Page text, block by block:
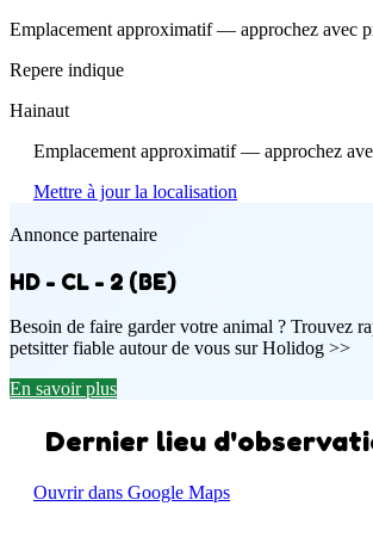
Emplacement approximatif — approchez avec
Repere indique
Hainaut
Emplacement approximatif — approchez
Mettre à jour la localisation
Annonce partenaire
HD - CL - 2 (BE)
Besoin de faire garder votre animal ? Trouvez
petsitter fiable autour de vous sur Holidog >>
En savoir plus
Dernier lieu
Ouvrir dans Google Maps